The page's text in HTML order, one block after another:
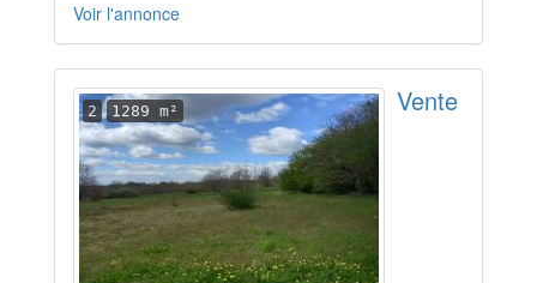
Voir l'annonce
2 1289 m² Vente